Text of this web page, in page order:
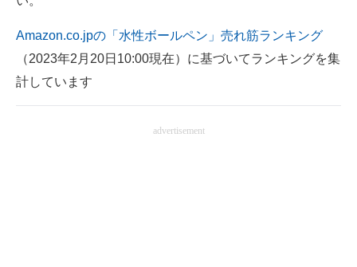
エレクトロニクス専門サイト
電子設計の基本と応用
Amazon.co.jpの「水性ボールペン」売れ筋ランキング
（2023年2月20日10:00現在）に基づいてランキングを集
計しています
advertisement